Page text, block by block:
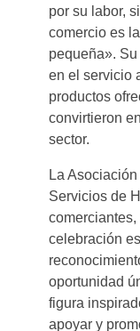
por su labor,
comercio es
pequeña».
en el servicio
productos
convirtieron
sector.
La
Servicios de
celebración
oportunidad
figura
apoyar y